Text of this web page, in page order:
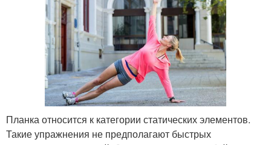
Планка относится к категории статических элементов.
Такие упражнения не предполагают быстрых